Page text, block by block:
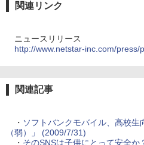
関連リンク
ニュースリリース
http://www.netstar-inc.com/press/
関連記事
・ ソフトバンクモバイル、高校生
（弱）」 (2009/7/31)
・ そのSNSは子供にとって安全